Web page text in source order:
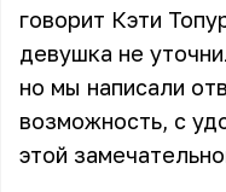
говорит Кэти
девушка не
но мы написали
возможность, с
этой